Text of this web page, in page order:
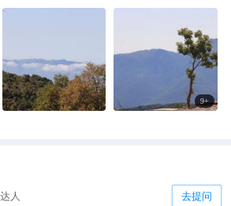
是公元前420年，当地曾暴发过一场瘟
拯救他们生命的医生伊壁鸠鲁，修建了这
庙作为纪念。 此后数千年间，因为地处偏
恰恰因此得以很好的保存至今。1765年一
了他。1836年开始对神庙进行了发掘。直
国人在此对神庙进行整修。这座神庙1986
9+
人 去提问